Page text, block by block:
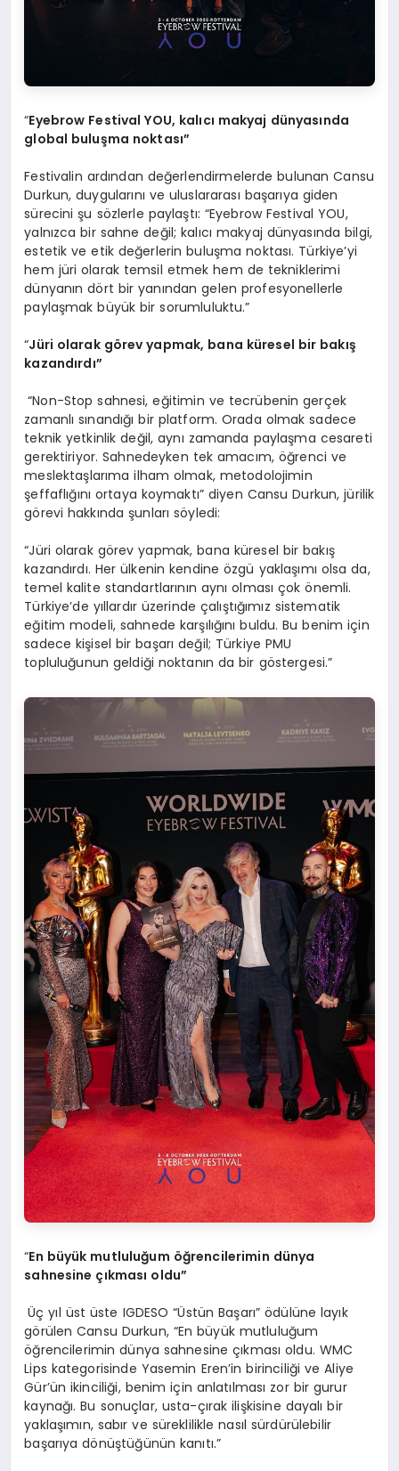
“Eyebrow Festival YOU, kalıcı makyaj dünyasında
global buluşma noktası”
Festivalin ardından değerlendirmelerde bulunan Cansu
Durkun, duygularını ve uluslararası başarıya giden
sürecini şu sözlerle paylaştı: “Eyebrow Festival YOU,
yalnızca bir sahne değil; kalıcı makyaj dünyasında bilgi,
estetik ve etik değerlerin buluşma noktası. Türkiye’yi
hem jüri olarak temsil etmek hem de tekniklerimi
dünyanın dört bir yanından gelen profesyonellerle
paylaşmak büyük bir sorumluluktu.”
“Jüri olarak görev yapmak, bana küresel bir bakış
kazandırdı”
“Non-Stop sahnesi, eğitimin ve tecrübenin gerçek
zamanlı sınandığı bir platform. Orada olmak sadece
teknik yetkinlik değil, aynı zamanda paylaşma cesareti
gerektiriyor. Sahnedeyken tek amacım, öğrenci ve
meslektaşlarıma ilham olmak, metodolojimin
şeffaflığını ortaya koymaktı” diyen Cansu Durkun, jürilik
görevi hakkında şunları söyledi:
“Jüri olarak görev yapmak, bana küresel bir bakış
kazandırdı. Her ülkenin kendine özgü yaklaşımı olsa da,
temel kalite standartlarının aynı olması çok önemli.
Türkiye’de yıllardır üzerinde çalıştığımız sistematik
eğitim modeli, sahnede karşılığını buldu. Bu benim için
sadece kişisel bir başarı değil; Türkiye PMU
topluluğunun geldiği noktanın da bir göstergesi.”
“En büyük mutluluğum öğrencilerimin dünya
sahnesine çıkması oldu”
Üç yıl üst üste IGDESO “Üstün Başarı” ödülüne layık
görülen Cansu Durkun, “En büyük mutluluğum
öğrencilerimin dünya sahnesine çıkması oldu. WMC
Lips kategorisinde Yasemin Eren’in birinciliği ve Aliye
Gür’ün ikinciliği, benim için anlatılması zor bir gurur
kaynağı. Bu sonuçlar, usta-çırak ilişkisine dayalı bir
yaklaşımın, sabır ve süreklilikle nasıl sürdürülebilir
başarıya dönüştüğünün kanıtı.”